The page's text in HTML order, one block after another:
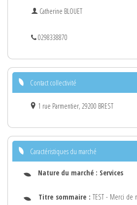
Catherine BLOUET
0298338870
Contact collectivité
1 rue Parmentier, 29200 BREST
Caractéristiques du marché
Nature du marché : Services
Titre sommaire : TEST - Merci de